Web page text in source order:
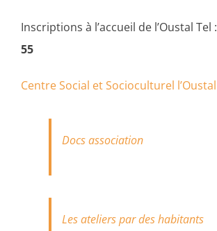
Inscriptions à l’accueil de l’Oustal Tel :
55
Centre Social et Socioculturel l’Oustal
Docs association
Les ateliers par des habitants